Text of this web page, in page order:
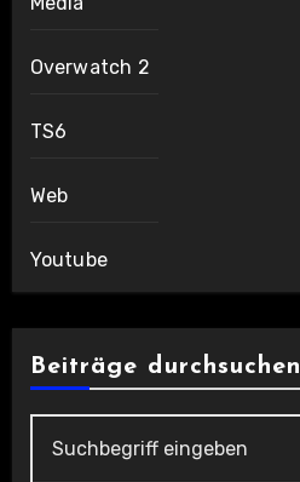
Overwatch 2
TS6
Web
Youtube
Beiträge durchsuchen